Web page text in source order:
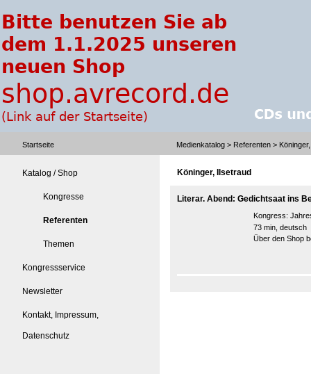
Startseite Medienkatalog > Referenten >
Katalog / Shop
Kongresse
Referenten
Themen
Kongressservice
Newsletter
Kontakt, Impressum,
Datenschutz
Köninger, Ilsetraud
Literar. Abend: Gedichtsaat ins
Kongress:
73 min, deutsch
Über den Shop